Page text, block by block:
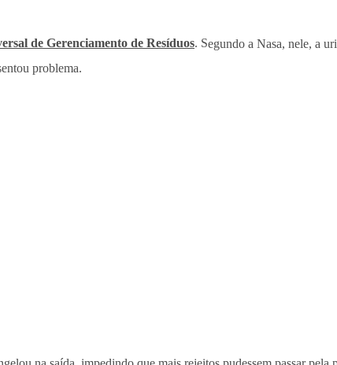
de Gerenciamento de Resíduos. Segundo a Nasa, nele, a
problema.